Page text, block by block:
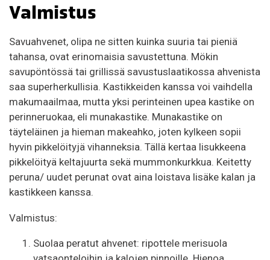
Valmistus
Savuahvenet, olipa ne sitten kuinka suuria tai pieniä
tahansa, ovat erinomaisia savustettuna. Mökin
savupöntössä tai grillissä savustuslaatikossa ahvenista
saa superherkullisia. Kastikkeiden kanssa voi vaihdella
makumaailmaa, mutta yksi perinteinen upea kastike on
perinneruokaa, eli munakastike. Munakastike on
täyteläinen ja hieman makeahko, joten kylkeen sopii
hyvin pikkelöityjä vihanneksia. Tällä kertaa lisukkeena
pikkelöityä keltajuurta sekä mummonkurkkua. Keitetty
peruna/ uudet perunat ovat aina loistava lisäke kalan ja
kastikkeen kanssa.
Valmistus:
Suolaa peratut ahvenet: ripottele merisuola